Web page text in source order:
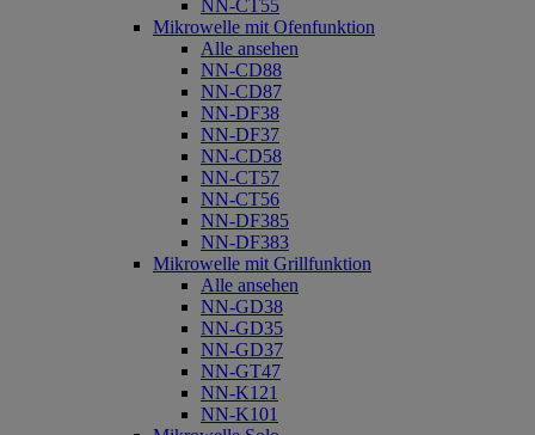
NN-CT55
Mikrowelle mit Ofenfunktion
Alle ansehen
NN-CD88
NN-CD87
NN-DF38
NN-DF37
NN-CD58
NN-CT57
NN-CT56
NN-DF385
NN-DF383
Mikrowelle mit Grillfunktion
Alle ansehen
NN-GD38
NN-GD35
NN-GD37
NN-GT47
NN-K121
NN-K101